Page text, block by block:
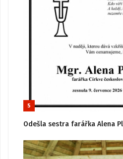
5
Odešla sestra farářka Alena